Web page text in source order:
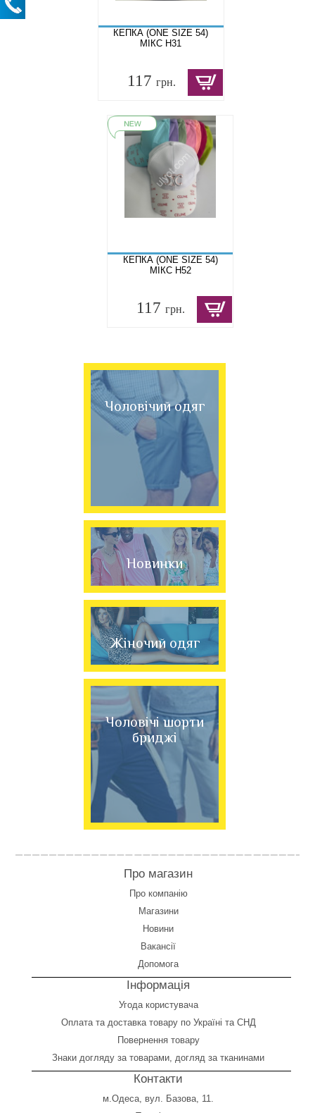
КЕПКА (ONE SIZE 54)
МІКС H31
117грн.
КЕПКА (ONE SIZE 54)
МІКС H52
117грн.
Чоловічий одяг
Новинки
Жіночий одяг
Чоловічі шорти
бриджі
Про магазин
Про компанію
Магазини
Новини
Вакансії
Допомога
Інформація
Угода користувача
Оплата та доставка товару по Україні та СНД
Повернення товару
Знаки догляду за товарами, догляд за тканинами
Контакти
м.Одеса, вул. Базова, 11.